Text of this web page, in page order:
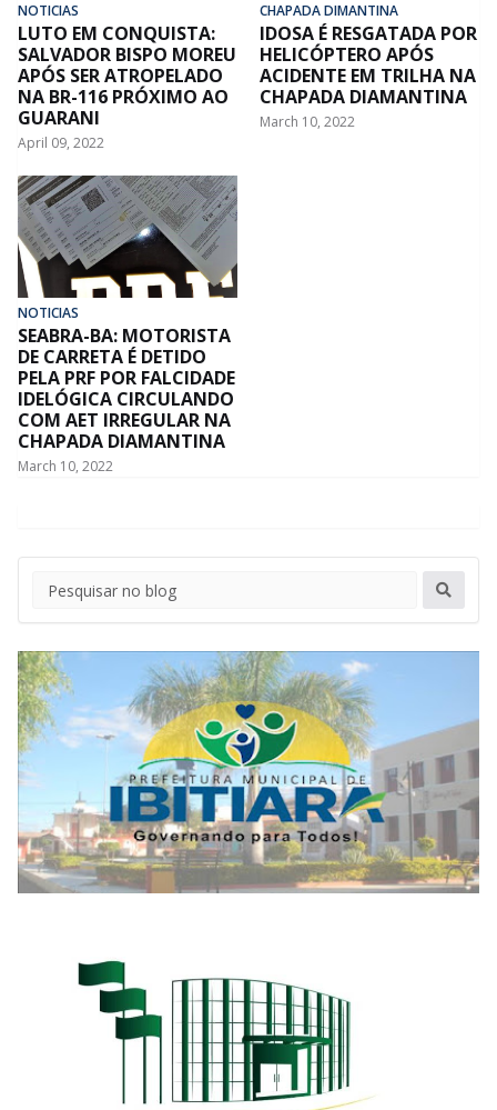
NOTICIAS
LUTO EM CONQUISTA:
SALVADOR BISPO MOREU
APÓS SER ATROPELADO
NA BR-116 PRÓXIMO AO
GUARANI
April 09, 2022
CHAPADA DIMANTINA
IDOSA É RESGATADA POR
HELICÓPTERO APÓS
ACIDENTE EM TRILHA NA
CHAPADA DIAMANTINA
March 10, 2022
NOTICIAS
SEABRA-BA: MOTORISTA
DE CARRETA É DETIDO
PELA PRF POR FALCIDADE
IDELÓGICA CIRCULANDO
COM AET IRREGULAR NA
CHAPADA DIAMANTINA
March 10, 2022